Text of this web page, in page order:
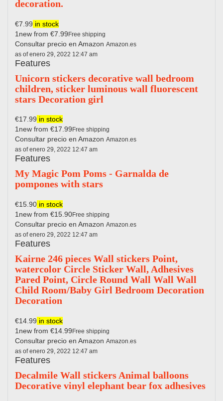
decoration.
€7.99 in stock
1new from €7.99Free shipping
Consultar precio en Amazon Amazon.es
as of enero 29, 2022 12:47 am
Features
Unicorn stickers decorative wall bedroom
children, sticker luminous wall fluorescent
stars Decoration girl
€17.99 in stock
1new from €17.99 Free shipping
Consultar precio en Amazon Amazon.es
as of enero 29, 2022 12:47 am
Features
My Magic Pom Poms - Garnalda de
pompones with stars
€15.90 in stock
1new from €15.90Free shipping
Consultar precio en Amazon Amazon.es
as of enero 29, 2022 12:47 am
Features
Kairne 246 pieces Wall stickers Point,
watercolor Circle Sticker Wall, Adhesives
Pared Point, Circle Round Wall Wall Wall
Child Room/Baby Girl Bedroom Decoration
Decoration
€14.99 in stock
1new from €14.99Free shipping
Consultar precio en Amazon Amazon.es
as of enero 29, 2022 12:47 am
Features
Decalmile Wall stickers Animal balloons
Decorative vinyl elephant bear fox adhesives